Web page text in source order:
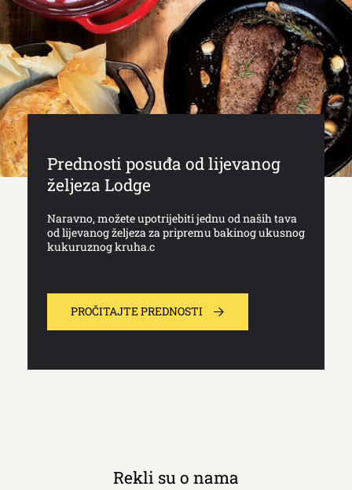
Prednosti posuđa od lijevanog
željeza Lodge
Naravno, možete upotrijebiti jednu od naših tava
od lijevanog željeza za pripremu bakinog ukusnog
kukuruznog kruha.c
PROČITAJTE PREDNOSTI
Rekli su o nama